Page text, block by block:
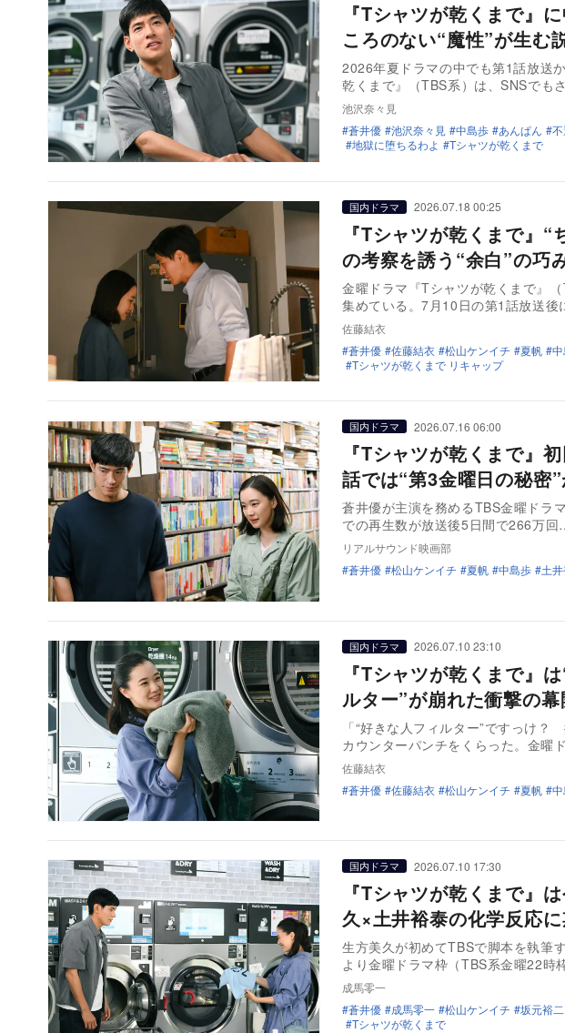
『Tシャツが乾くまで』
ころのない“魔性”が生む
2026年夏ドラマの中でも第1話放送
乾くまで』（TBS系）は、SNSでも
池沢奈々見
蒼井優
池沢奈々見 中島歩 あんぱん
地獄に堕ちるわよ
Tシャツが乾くまで
国内ドラマ 2026.07.18 00:25
『Tシャツが乾くまで』
の考察を誘う“余白”の巧
金曜ドラマ『Tシャツが乾くまで』
集めている。7月10日の第1話放送
佐藤結衣
蒼井優
佐藤結衣 松山ケンイチ 夏帆
Tシャツが乾くまで リキャップ
国内ドラマ 2026.07.16 06:00
『Tシャツが乾くまで』
話では“第3金曜日の秘密
蒼井優が主演を務めるTBS金曜ドラ
での再生数が放送後5日間で266万
リアルサウンド映画部
蒼井優
松山ケンイチ 夏帆 中島歩 土
国内ドラマ 2026.07.10 23:10
『Tシャツが乾くまで』
ルター”が崩れた衝撃の幕
「“好きな人フィルター”ですっけ
カウンターパンチをくらった。金曜
佐藤結衣
蒼井優
佐藤結衣 松山ケンイチ 夏帆
国内ドラマ 2026.07.10 17:30
『Tシャツが乾くまで』
久×土井裕泰の化学反応
生方美久が初めてTBSで脚本を執筆
より金曜ドラマ枠（TBS系金曜22時
成馬零一
蒼井優
成馬零一 松山ケンイチ 坂元裕二
Tシャツが乾くまで